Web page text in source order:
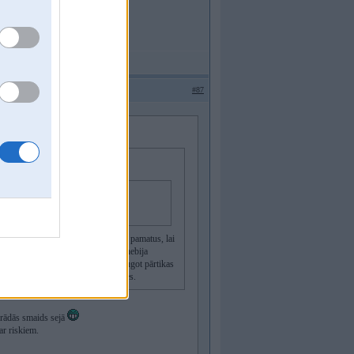
#87
ka dažiem vajag ielikt pamatu pamatus, lai
Tagad tak dabaszinātnes nebija
apguvuši. Un droši vien ieraugot pārtikas
ir visur, ka no tā neizvairīties.
smaids sejā
riskiem.